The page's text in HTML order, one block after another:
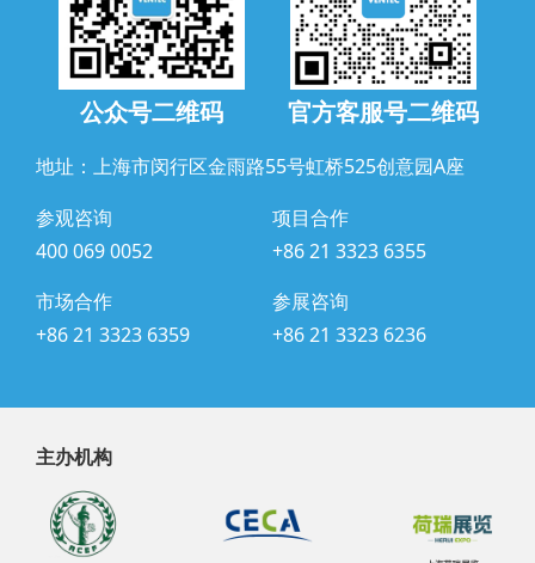
公众号二维码 官方客服号二维码
地址：上海市闵行区金雨路55号虹桥525创意园A座
参观咨询
400 069 0052
项目合作
+86 21 3323 6355
市场合作
+86 21 3323 6359
参展咨询
+86 21 3323 6236
主办机构